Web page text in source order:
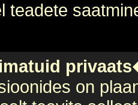
teadete
on